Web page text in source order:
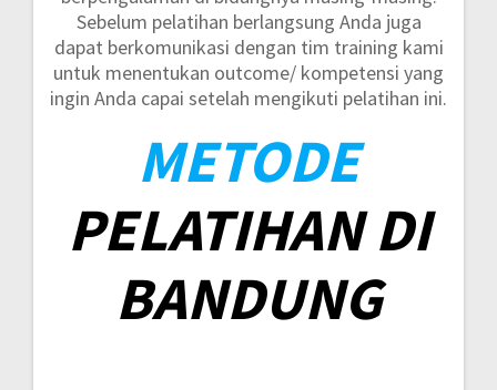
Sebelum pelatihan berlangsung Anda juga
dapat berkomunikasi dengan tim training kami
untuk menentukan outcome/ kompetensi yang
ingin Anda capai setelah mengikuti pelatihan ini.
METODE
PELATIHAN DI
BANDUNG